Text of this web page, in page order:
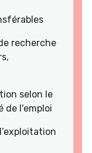
recherche
selon le
de l'emploi